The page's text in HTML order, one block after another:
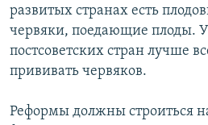
развитых странах есть
червяки, поедающие плоды. У
постсоветских стран лучше
прививать червяков.
Реформы должны строиться